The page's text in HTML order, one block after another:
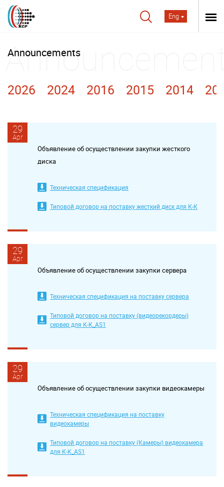
Eng
Announcements
2026 2024 2016 2015 2014
29
Apr
Объявление об осуществлении закупки жесткого
диска
Техническая спецификация
Типовой договор на поставку жесткий диск для К-К
29
Apr
Объявление об осуществлении закупки сервера
Техническая спецификация на поставку сервера
Типовой договор на поставку (видеорекордеры)
сервер для К-К_AS1
29
Apr
Объявление об осуществлении закупки видеокамеры
Техническая спецификация на поставку
видеокамеры
Типовой договор на поставку (Камеры) видеокамера
для К-К_AS1